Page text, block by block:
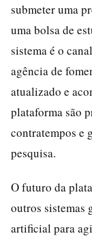
submeter uma
uma bolsa de
sistema é o
agência de
atualizado e
plataforma são
contratempos e
pesquisa.
O futuro da
outros sistemas
artificial para